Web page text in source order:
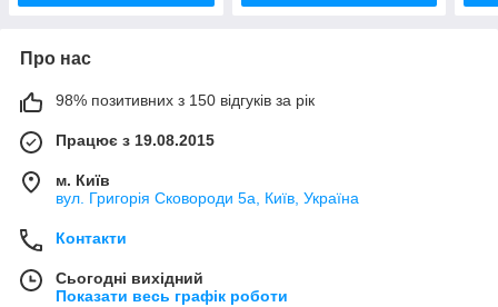
Про нас
98% позитивних з 150 відгуків за рік
Працює з 19.08.2015
м. Київ
вул. Григорія Сковороди 5а, Київ, Україна
Контакти
Сьогодні вихідний
Показати весь графік роботи